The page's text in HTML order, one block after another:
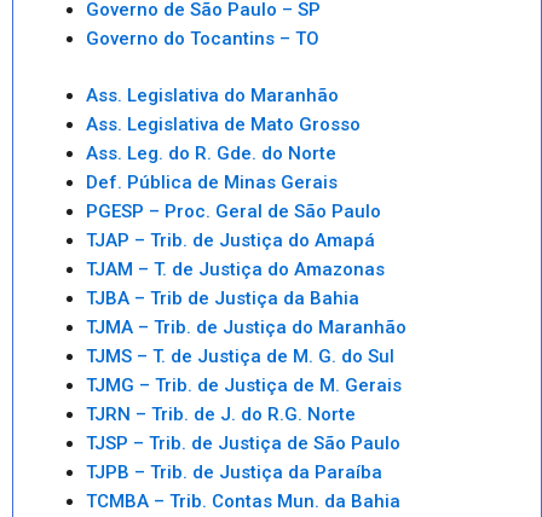
Governo de São Paulo – SP
Governo do Tocantins – TO
Ass. Legislativa do Maranhão
Ass. Legislativa de Mato Grosso
Ass. Leg. do R. Gde. do Norte
Def. Pública de Minas Gerais
PGESP – Proc. Geral de São Paulo
TJAP – Trib. de Justiça do Amapá
TJAM – T. de Justiça do Amazonas
TJBA – Trib de Justiça da Bahia
TJMA – Trib. de Justiça do Maranhão
TJMS – T. de Justiça de M. G. do Sul
TJMG – Trib. de Justiça de M. Gerais
TJRN – Trib. de J. do R.G. Norte
TJSP – Trib. de Justiça de São Paulo
TJPB – Trib. de Justiça da Paraíba
TCMBA – Trib. Contas Mun. da Bahia